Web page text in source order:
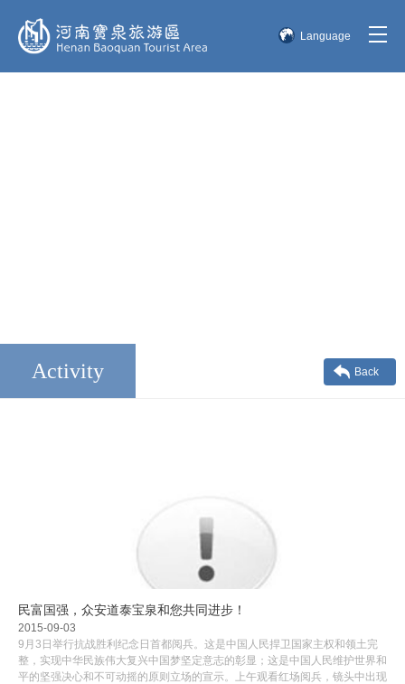
Language
Activity Back
民富国强，众安道泰宝泉和您共同进步！
2015-09-03
9月3日举行抗战胜利纪念日首都阅兵。这是中国人民捍卫国家主权和领土完
整，实现中华民族伟大复兴中国梦坚定意志的彰显；这是中国人民维护世界和
平的坚强决心和不可动摇的原则立场的宣示。上午观看红场阅兵，镜头中出现